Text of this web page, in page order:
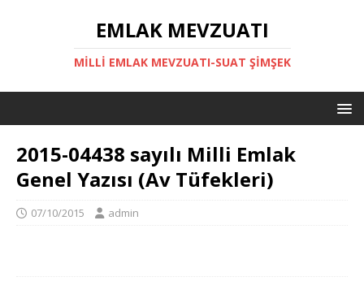
EMLAK MEVZUATI
MILLI EMLAK MEVZUATI-SUAT ŞİMŞEK
2015-04438 sayılı Milli Emlak
Genel Yazısı (Av Tüfekleri)
07/10/2015 admin